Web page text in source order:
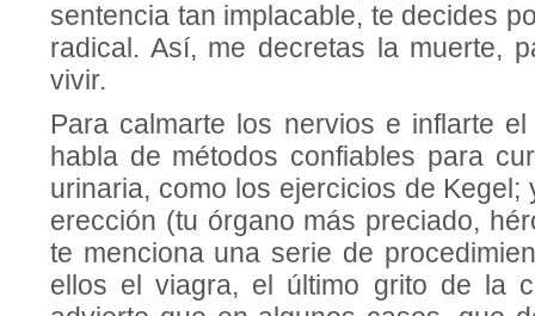
sentencia tan implacable, te decides
radical. Así, me decretas la muerte,
vivir.
Para calmarte los nervios e inflarte
habla de métodos confiables para
urinaria, como los ejercicios de Kegel;
erección (tu órgano más preciado,
te menciona una serie de
ellos el viagra, el último grito de la